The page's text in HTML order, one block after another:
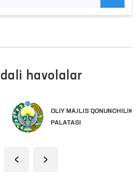
havolalar
OLIY MAJLIS QONUNCHILIK
PALATASI
‹ ›